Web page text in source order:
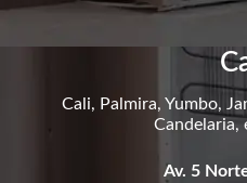
Cali, Palmira, Yumbo,
Candelaria,
Av. 5